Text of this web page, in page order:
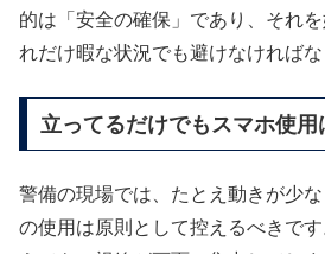
的は「安全の確保」であり、それ
れだけ暇な状況でも避けなければな
立ってるだけでもスマホ使用
警備の現場では、たとえ動きが少
の使用は原則として控えるべきで